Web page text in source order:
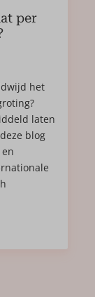
per
het
laten
blog